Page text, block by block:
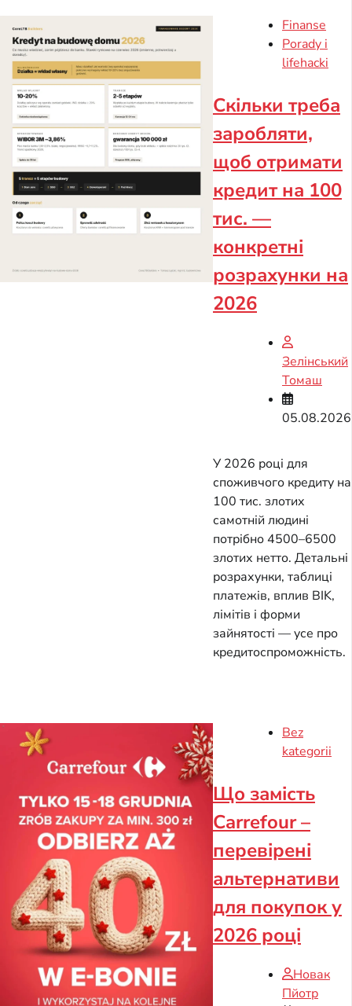
Finanse
Porady i
lifehacki
Скільки треба
заробляти,
щоб отримати
кредит на 100
тис. —
конкретні
розрахунки на
2026
Зелінський
Томаш
05.08.2026
У 2026 році для
споживчого кредиту на
100 тис. злотих
самотній людині
потрібно 4500–6500
злотих нетто. Детальні
розрахунки, таблиці
платежів, вплив BIK,
лімітів і форми
зайнятості — усе про
кредитоспроможність.
Bez
kategorii
Що замість
Carrefour –
перевірені
альтернативи
для покупок у
2026 році
Новак
Пйотр